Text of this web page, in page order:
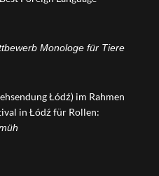
Monologe für Tiere
Łódź) im Rahmen
in Łódź für Rollen: